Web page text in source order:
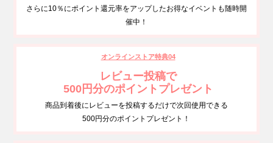
さらに10％にポイント還元率をアップしたお得なイベントも随時開
催中！
オンラインストア特典04
レビュー投稿で
500円分のポイントプレゼント
商品到着後にレビューを投稿するだけで次回使用できる
500円分のポイントプレゼント！